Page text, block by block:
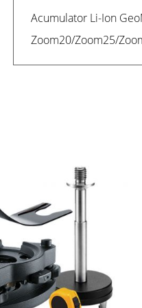
Acumulator Li-Ion
Zoom20/Zoom25/